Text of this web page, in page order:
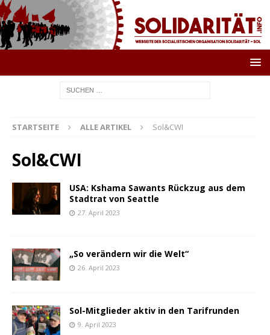
STARTSEITE ALLE ARTIKEL Sol&CWI
Sol&CWI
USA: Kshama Sawants Rückzug aus dem
Stadtrat von Seattle
27. April 2023
„So verändern wir die Welt“
26. April 2023
Sol-Mitglieder aktiv in den Tarifrunden
9. April 2023